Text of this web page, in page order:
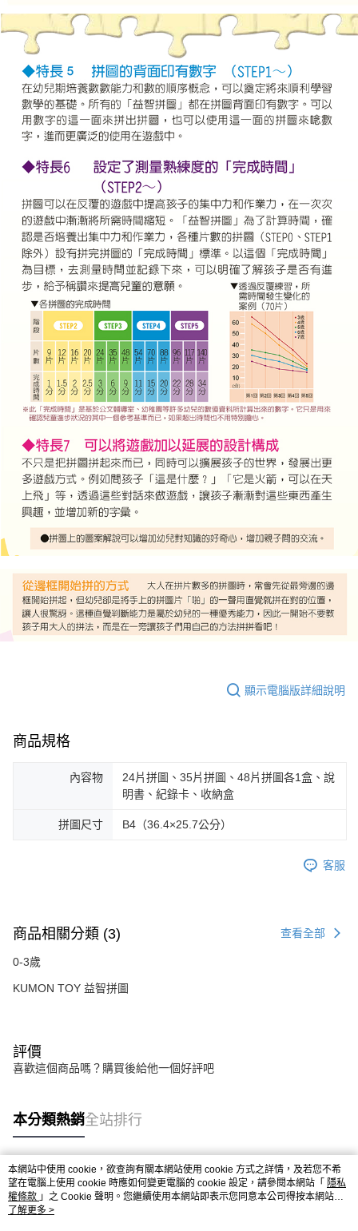
顯示電腦版詳細說明
商品規格
內容物
24片拼圖、35片拼圖、48片拼圖各1盒、說
明書、紀錄卡、收納盒
拼圖尺寸 B4（36.4×25.7公分）
客服
商品相關分類 (3) 查看全部
0-3歲
KUMON TOY 益智拼圖
評價
喜歡這個商品嗎？購買後給他一個好評吧
本分類熱銷全站排行
熱門標籤
本網站中使用 cookie，欲查詢有關本網站使用 cookie 方式之詳情，及若您不希
望在電腦上使用 cookie 時應如何變更電腦的 cookie 設定，請參閱本網站「 隱私
權條款 」之 Cookie 聲明。您繼續使用本網站即表示您同意本公司得按本網站使
用條款之 Cookie 聲明使用 cookie。
了解更多 >